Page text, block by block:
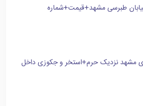
طبرسی مشهد+قیمت+شماره
مشهد نزدیک حرم+استخر و جکوزی داخل